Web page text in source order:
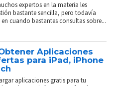
expertos en la materia les
bastante sencilla, pero todavía
cuando bastantes consultas sobre...
Aplicaciones
para iPad, iPhone
aplicaciones gratis para tu